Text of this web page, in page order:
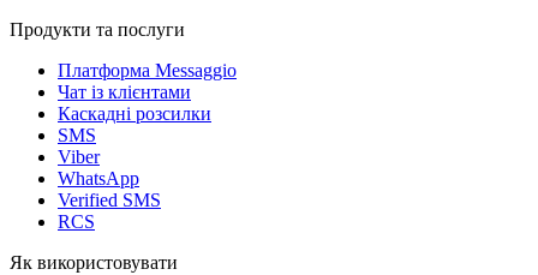
Продукти та послуги
Платформа Messaggio
Чат із клієнтами
Каскадні розсилки
SMS
Viber
WhatsApp
Verified SMS
RCS
Як використовувати